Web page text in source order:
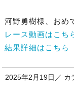
河野勇樹様、おめ
レース動画はこち
結果詳細はこちら
2025年2月19日／ カ